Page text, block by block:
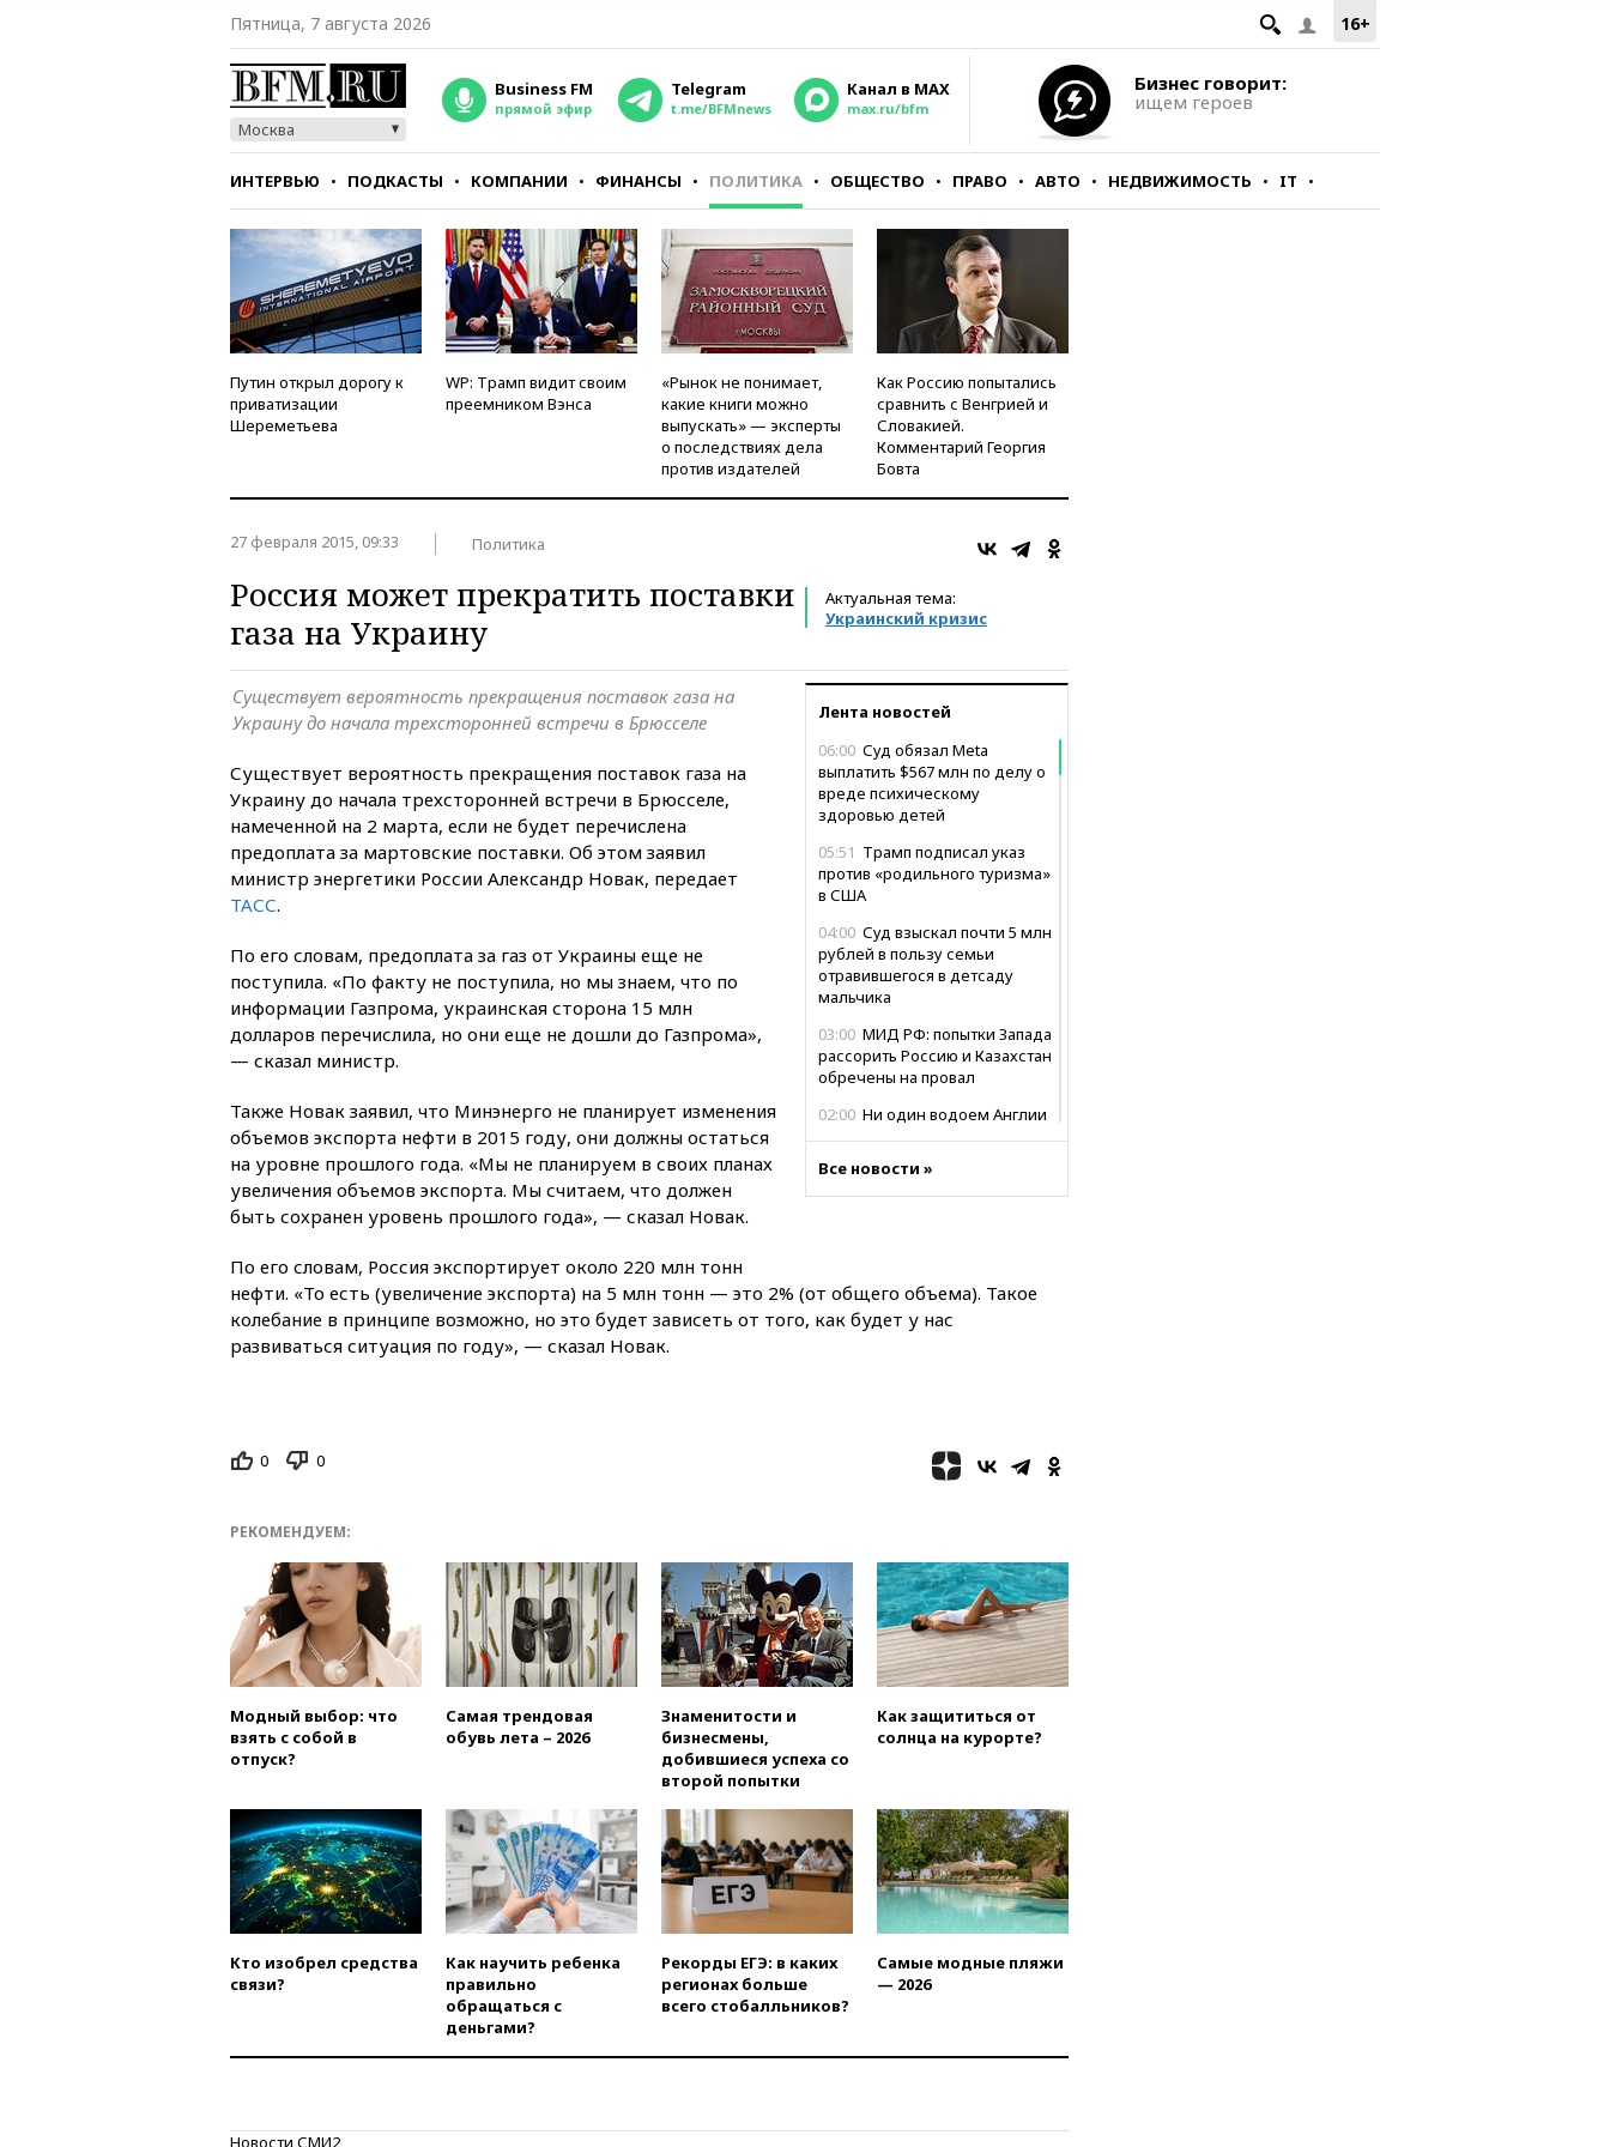
16+
Пятница, 7 августа 2026
Москва
Business FM
прямой эфир
Telegram
t.me/BFMnews
Канал в MAX
max.ru/bfm
Бизнес говорит:
ищем героев
ИНТЕРВЬЮ ПОДКАСТЫ КОМПАНИИ ФИНАНСЫ ПОЛИТИКА ОБЩЕСТВО ПРАВО АВТО НЕДВИЖИМОСТЬ IT
СТИЛЬ ТЕСТЫ
Путин открыл дорогу к
приватизации
Шереметьева
WP: Трамп видит своим
преемником Вэнса
«Рынок не понимает,
какие книги можно
выпускать» — эксперты
о последствиях дела
против издателей
Как Россию попытались
сравнить с Венгрией и
Словакией.
Комментарий Георгия
Бовта
27 февраля 2015, 09:33 Политика
Актуальная тема:
Украинский кризис
Россия может прекратить поставки
газа на Украину
Лента новостей
06:00 Суд обязал Meta
выплатить $567 млн по делу о
вреде психическому
здоровью детей
05:51 Трамп подписал указ
против «родильного туризма»
в США
04:00 Суд взыскал почти 5 млн
рублей в пользу семьи
отравившегося в детсаду
мальчика
03:00 МИД РФ: попытки Запада
рассорить Россию и Казахстан
обречены на провал
02:00 Ни один водоем Англии
01:00Трамп: США сами
необходимости пополнения
арсенала США
ребенок и женщина погибли
при падении деревьев во
пятницу ожидаются ливни
вчера, 22:35Винисиус
продлил контракт с «Реалом»
до 2032 года
вчера, 22:28Отказаться от
станет значительно дороже
вчера, 22:20
легендарной
вчера, 22:15Путин заслушал
доклад о ситуации на
добропольском направлении
вчера, 21:58Генпрокуратура
признала нежелательным в
РФ американский Human
Rights Foundation
отменяет часть рейсов в Сочи
Все новости »
Существует вероятность прекращения поставок газа на
Украину до начала трехсторонней встречи в Брюсселе
Существует вероятность прекращения поставок газа на
Украину до начала трехсторонней встречи в Брюсселе,
намеченной на 2 марта, если не будет перечислена
предоплата за мартовские поставки. Об этом заявил
министр энергетики России Александр Новак, передает
ТАСС.
По его словам, предоплата за газ от Украины еще не
поступила. «По факту не поступила, но мы знаем, что по
информации Газпрома, украинская сторона 15 млн
долларов перечислила, но они еще не дошли до Газпрома»,
— сказал министр.
Также Новак заявил, что Минэнерго не планирует изменения
объемов экспорта нефти в 2015 году, они должны остаться
на уровне прошлого года. «Мы не планируем в своих планах
увеличения объемов экспорта. Мы считаем, что должен
быть сохранен уровень прошлого года», — сказал Новак.
По его словам, Россия экспортирует около 220 млн тонн
нефти. «То есть (увеличение экспорта) на 5 млн тонн — это 2% (от общего объема). Такое
колебание в принципе возможно, но это будет зависеть от того, как будет у нас
развиваться ситуация по году», — сказал Новак.
0 0
РЕКОМЕНДУЕМ:
Модный выбор: что
взять с собой в
отпуск?
Самая трендовая
обувь лета – 2026
Знаменитости и
бизнесмены,
добившиеся успеха со
второй попытки
Как защититься от
солнца на курорте?
Кто изобрел средства
связи?
Как научить ребенка
правильно
обращаться с
деньгами?
Рекорды ЕГЭ: в каких
регионах больше
всего стобалльников?
Самые модные пляжи
— 2026
Новости СМИ2